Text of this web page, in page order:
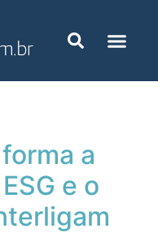
a
e o